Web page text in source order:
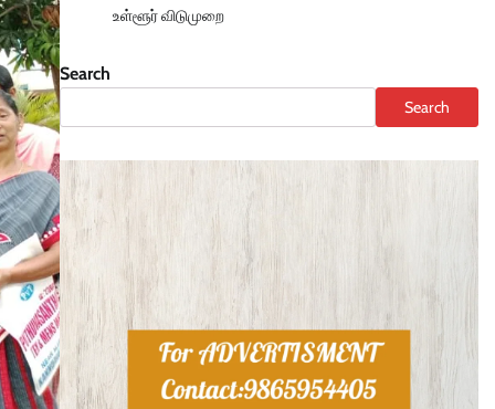
உள்ளூர் விடுமுறை
Search
Search